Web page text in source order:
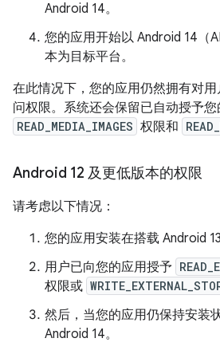
Android 14。
您的应用开始以 Android 14（
本为目标平台。
在此情况下，您的应用仍然拥有对
问权限。系统还会保留已自动授予您
READ_MEDIA_IMAGES 权限和
Android 12 及更低版本的权限
请考虑以下情况：
您的应用安装在搭载 Android
用户已向您的应用授予
权限或
然后，当您的应用仍保持安装
Android 14。